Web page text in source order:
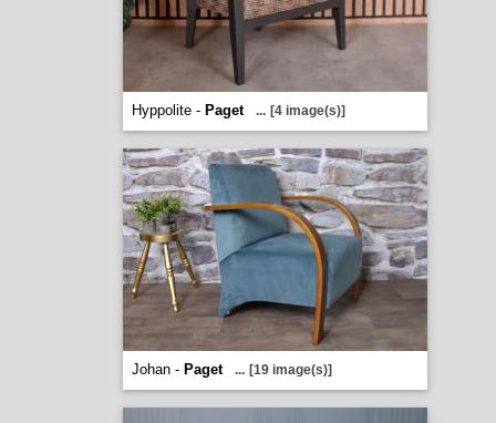
Hyppolite - Paget ... [4 image(s)]
Johan - Paget ... [19 image(s)]